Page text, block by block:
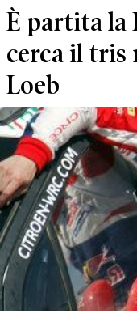
È partita la
cerca il tris
Loeb